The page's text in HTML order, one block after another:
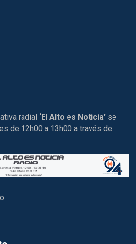
radial ‘El Alto es Noticia’ se
de 12h00 a 13h00 a través de